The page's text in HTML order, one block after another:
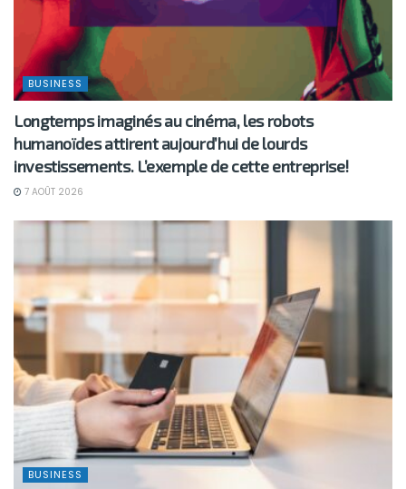
BUSINESS
Longtemps imaginés au cinéma, les robots
humanoïdes attirent aujourd’hui de lourds
investissements. L’exemple de cette entreprise!
7 AOÛT 2026
BUSINESS